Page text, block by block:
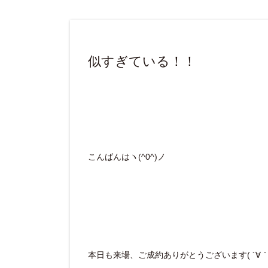
似すぎている！！
こんばんはヽ(^0^)ノ
本日も来場、ご成約ありがとうございます( ´∀